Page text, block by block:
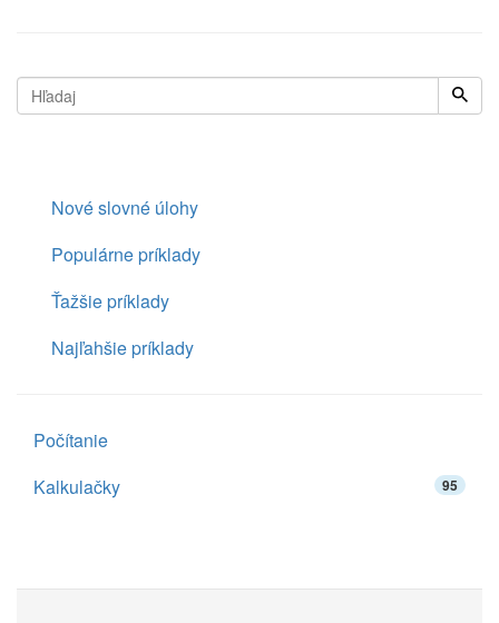
Nové slovné úlohy
Populárne príklady
Ťažšie príklady
Najľahšie príklady
Počítanie
Kalkulačky
95